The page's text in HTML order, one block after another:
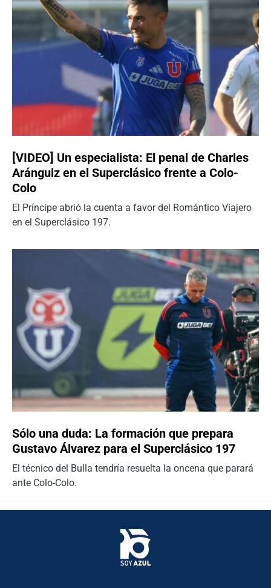
[VIDEO] Un especialista: El penal de Charles
Aránguiz en el Superclásico frente a Colo-
Colo
El Príncipe abrió la cuenta a favor del Romántico Viajero
en el Superclásico 197.
Sólo una duda: La formación que prepara
Gustavo Álvarez para el Superclásico 197
El técnico del Bulla tendría resuelta la oncena que parará
ante Colo-Colo.